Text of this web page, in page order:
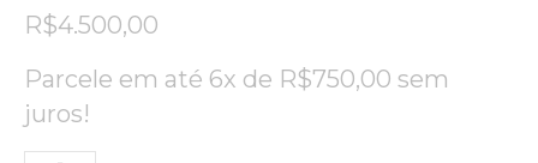
R$4.500,00
Parcele em até 6x de R$750,00 sem
juros!